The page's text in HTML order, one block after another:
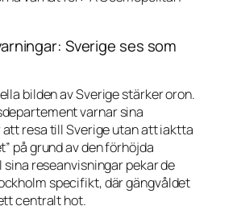
Sverige ses som
bilden av Sverige stärker oron.
varnar sina
resa till Sverige utan att iaktta
på grund av den förhöjda
reseanvisningar pekar de
specifikt, där gängvåldet
centralt hot.